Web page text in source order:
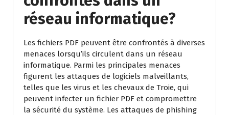
réseau informatique?
Les fichiers PDF peuvent être confrontés à diverses
menaces lorsqu’ils circulent dans un réseau
informatique. Parmi les principales menaces
figurent les attaques de logiciels malveillants,
telles que les virus et les chevaux de Troie, qui
peuvent infecter un fichier PDF et compromettre
la sécurité du système. Les attaques de phishing